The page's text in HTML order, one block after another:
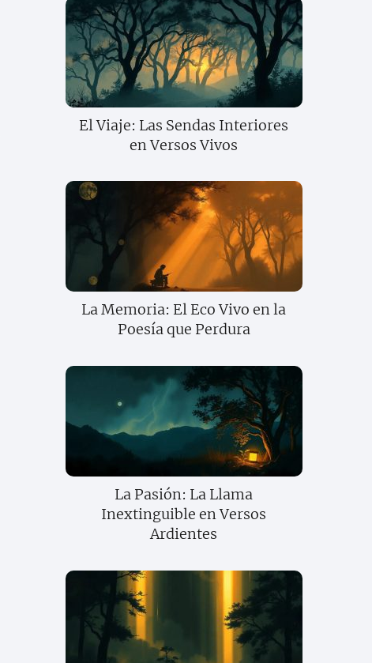
El Viaje: Las Sendas Interiores
en Versos Vivos
La Memoria: El Eco Vivo en la
Poesía que Perdura
La Pasión: La Llama
Inextinguible en Versos
Ardientes